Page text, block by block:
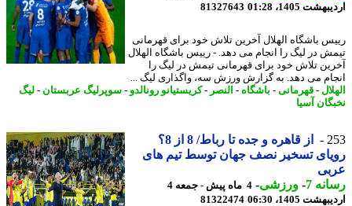
1405، 01:28
81327643
باشگاه الهلال آخرین تلاش خود برای قهرمانی
در لیگ را انجام می دهد. - رییس باشگاه الهلال
تلاش خود برای قهرمانی تیمش در لیگ را
می دهد. به گزارش ورزش سه، واگذاری لیگ ...
-قهرمانی-باشگاه-النصر-کریستیانو رونالدو-سوپرلیگ عربستان-لیگ
آسیا
از قاهره و جده تا رباط/ 8 از 8؟
تسخیر نصف جهان توسط تیم های
7
-ورزشی-
4 ماه پیش - جمعه 4
1405، 06:30
81322474